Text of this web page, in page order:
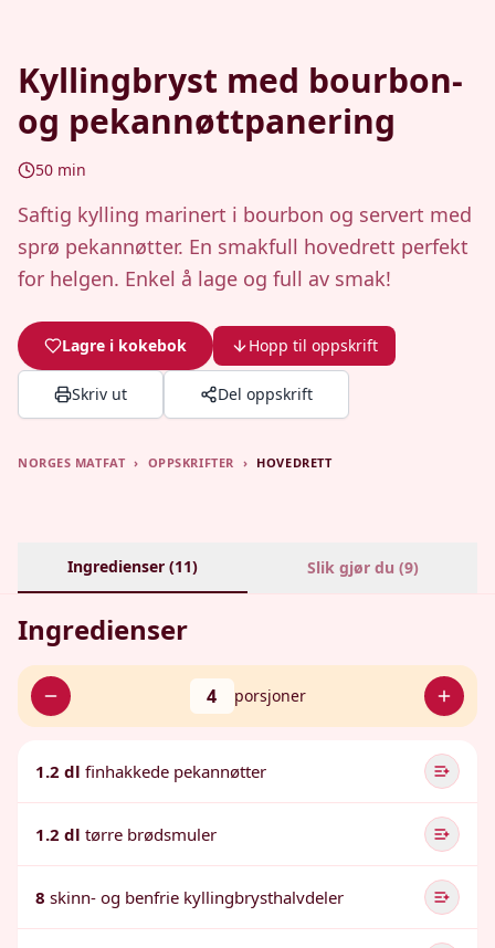
Kyllingbryst med bourbon-
og pekannøttpanering
50 min
Saftig kylling marinert i bourbon og servert med
sprø pekannøtter. En smakfull hovedrett perfekt
for helgen. Enkel å lage og full av smak!
Lagre i kokebok Hopp til oppskrift
Skriv ut Del oppskrift
NORGES MATFAT › OPPSKRIFTER › HOVEDRETT
Ingredienser (11) Slik gjør du (9)
Ingredienser
4 porsjoner
1.2 dl finhakkede pekannøtter
1.2 dl tørre brødsmuler
8 skinn- og benfrie kyllingbrysthalvdeler